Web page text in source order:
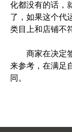
化都没有的话，
了，如果这个代
类目上和店铺不
商家在决定
来参考，在满足
同。